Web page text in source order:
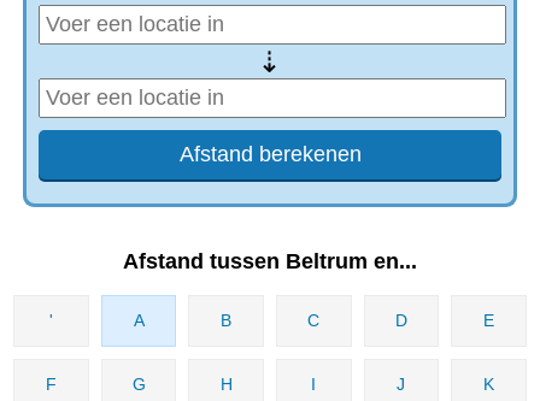
⇢
Afstand tussen Beltrum en...
' A B C D E
F G H I J K